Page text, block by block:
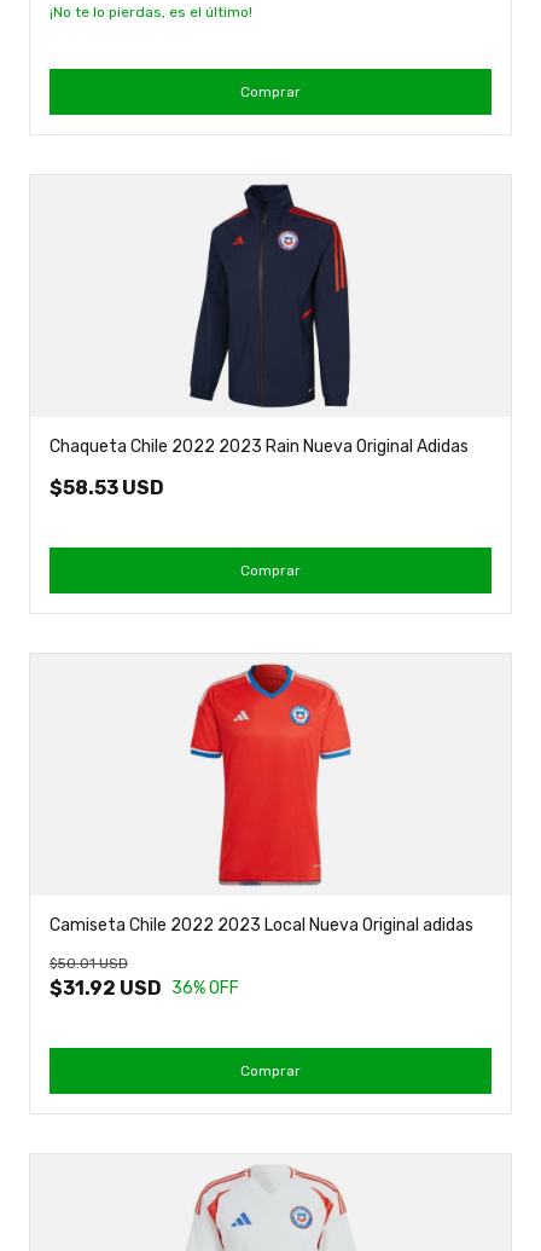
¡No te lo pierdas, es el último!
Comprar
Chaqueta Chile 2022 2023 Rain Nueva Original Adidas
$58.53 USD
Comprar
Camiseta Chile 2022 2023 Local Nueva Original adidas
$31.92 USD
$50.01 USD
36% OFF
Comprar